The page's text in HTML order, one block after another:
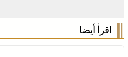
اقرأ أيضا